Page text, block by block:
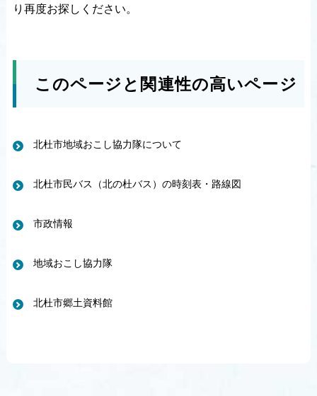
り再度お探しください。
このページと関連性の高いページ
北杜市地域おこし協力隊について
北杜市民バス（北の杜バス）の時刻表・路線図
市政情報
地域おこし協力隊
北杜市郷土資料館